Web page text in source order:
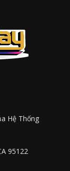
Hệ Thống
95122